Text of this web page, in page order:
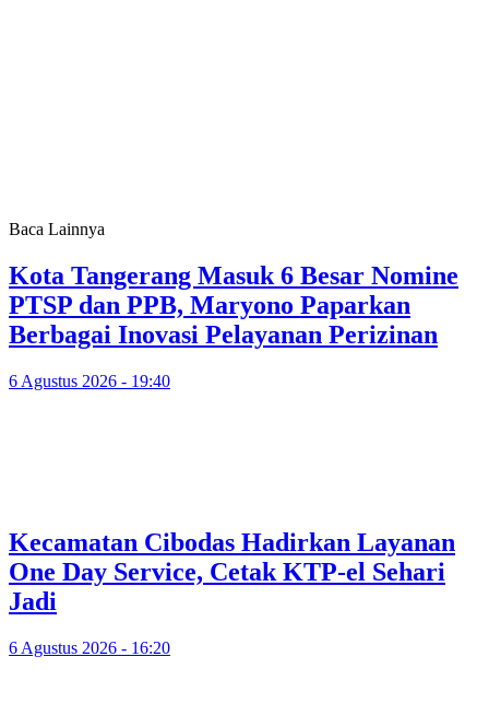
Baca Lainnya
Kota Tangerang Masuk 6 Besar Nomine
PTSP dan PPB, Maryono Paparkan
Berbagai Inovasi Pelayanan Perizinan
6 Agustus 2026 - 19:40
Kecamatan Cibodas Hadirkan Layanan
One Day Service, Cetak KTP-el Sehari
Jadi
6 Agustus 2026 - 16:20